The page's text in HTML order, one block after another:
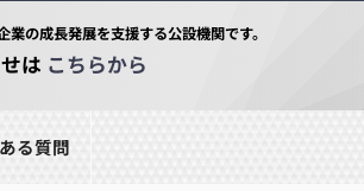
の成長発展を支援する公設機関です。
は こちらから
る質問